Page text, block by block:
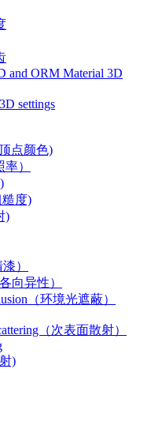
and ORM Material 3D
settings
点颜色)
）
糙度)
)
）
向异性）
（环境光遮蔽）
（次表面散射）
)